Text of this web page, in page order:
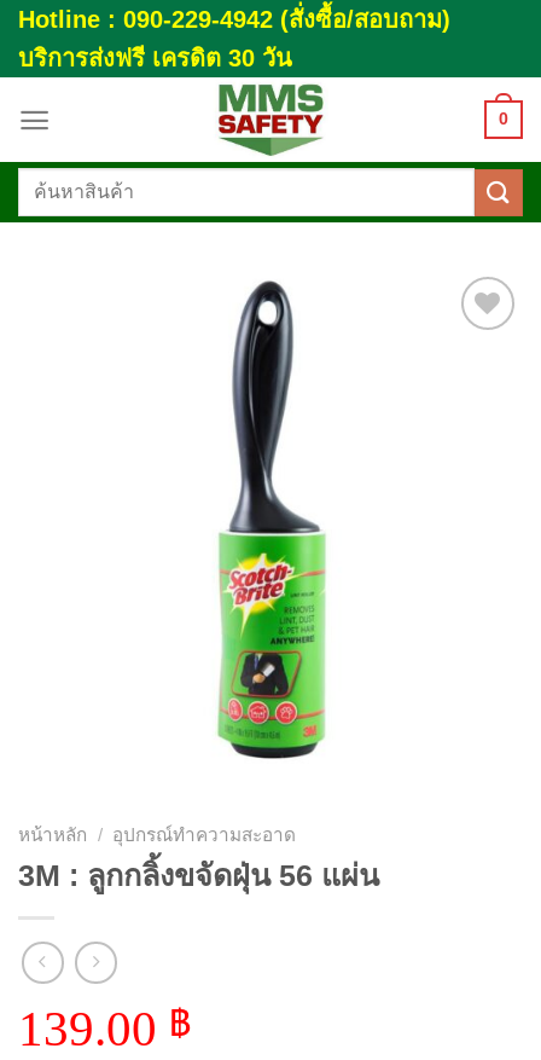
Skip
to
content
Hotline : 090-229-4942 (สั่งซื้อ/สอบถาม)
บริการส่งฟรี เครดิต 30 วัน
0
ค้นหา:
หน้าหลัก / อุปกรณ์ทำความสะอาด
3M : ลูกกลิ้งขจัดฝุ่น 56 แผ่น
139.00 ฿